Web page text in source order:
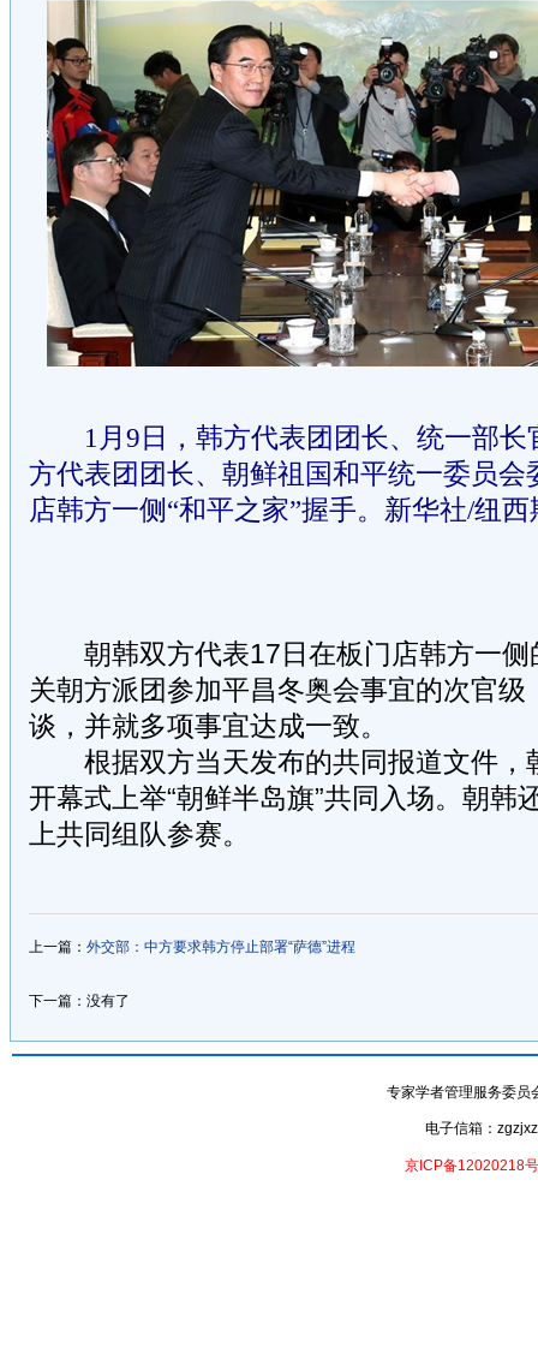
1月9日，韩方代表团团长、统一部长
方代表团团长、朝鲜祖国和平统一委员会
店韩方一侧“和平之家”握手。 新华社/纽西
朝韩双方代表17日在板门店韩方一侧
关朝方派团参加平昌冬奥会事宜的次官级
谈，并就多项事宜达成一致。
根据双方当天发布的共同报道文件，
开幕式上举“朝鲜半岛旗”共同入场。朝韩
上共同组队参赛。
上一篇： 外交部：中方要求韩方停止部署“萨德”进程
下一篇：没有了
专家学者管理服务委员
电子信箱：
京ICP备12020218